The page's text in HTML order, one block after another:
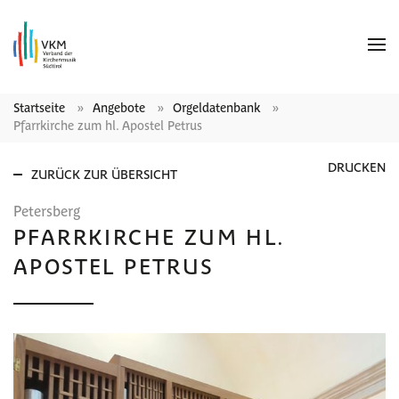
Startseite Angebote
Orgeldatenbank
Pfarrkirche zum hl. Apostel Petrus
ZURÜCK ZUR ÜBERSICHT DRUCKEN
Petersberg
PFARRKIRCHE ZUM HL.
APOSTEL PETRUS